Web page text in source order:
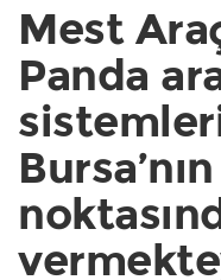
Mest
Panda